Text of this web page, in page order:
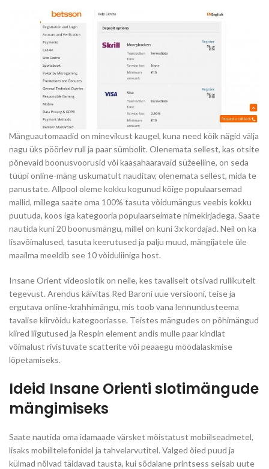
Mänguautomaadid on minevikust kaugel, kuna need kõik nägid välja
nagu üks pöörlev rull ja paar sümbolit. Olenemata sellest, kas otsite
põnevaid boonusvoorusid või kaasahaaravaid süžeeliine, on seda
tüüpi online-mäng uskumatult nauditav, olenemata sellest, mida te
panustate. Allpool oleme kokku kogunud kõige populaarsemad
mallid, millega saate oma 100% tasuta võidumängus veebis kokku
puutuda, koos iga kategooria populaarseimate nimekirjadega. Saate
nautida kuni 20 boonusmängu, millel on kuni 3x kordajad. Neil on ka
lisavõimalused, tasuta keerutused ja palju muud, mängijatele üle
maailma meeldib see 10 võiduliiniga host.
Insane Orient videoslotik on neile, kes tavaliselt otsivad rullikutelt
tegevust. Arendus käivitas Red Baroni uue versiooni, teise ja
ergutava online-krahhimängu, mis toob vana lennundusteema
tavalise kiirvõidu kategooriasse. Teistes mängudes on põhimängud
kiired liigutused ja Respin element andis mulle paar kindlat
võimalust rivistuvate scatterite või peaaegu möödalaskmise
lõpetamiseks.
Ideid Insane Orienti slotimängude
mängimiseks
Saate nautida oma idamaade värsket mõistatust mobiilseadmetel,
lisaks mobiiltelefonidel ja tahvelarvutitel. Valged õied puud ja
külmad nõlvad täidavad tausta, kui sõdalane printsess seisab uute